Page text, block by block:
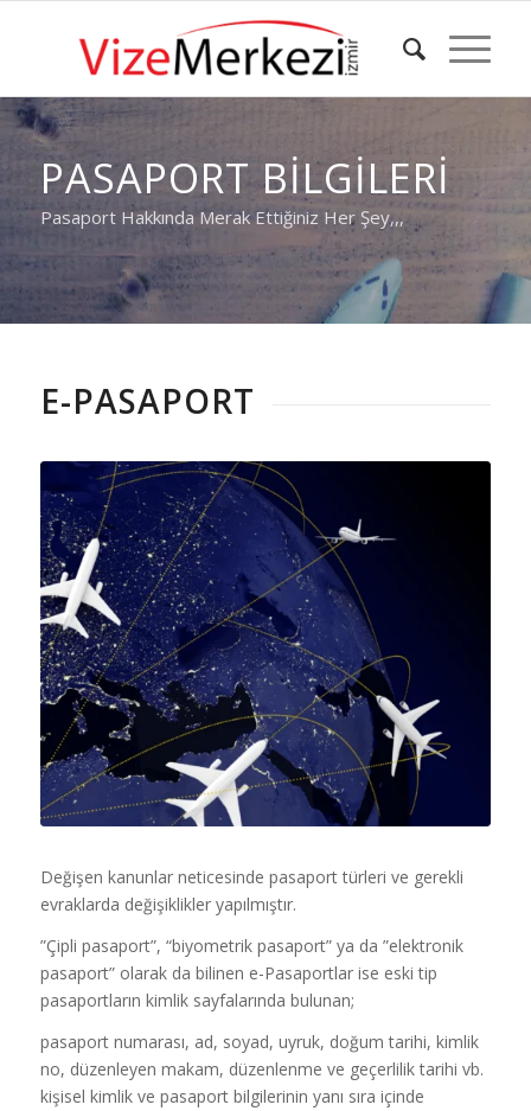
PASAPORT BILGILERI
Pasaport Hakkında Merak Ettiğiniz Her Şey,,,
E-PASAPORT
Değişen kanunlar neticesinde pasaport türleri ve gerekli
evraklarda değişiklikler yapılmıştır.
”Çipli pasaport”, “biyometrik pasaport” ya da ”elektronik
pasaport” olarak da bilinen e-Pasaportlar ise eski tip
pasaportların kimlik sayfalarında bulunan;
pasaport numarası, ad, soyad, uyruk, doğum tarihi, kimlik
no, düzenleyen makam, düzenlenme ve geçerlilik tarihi vb.
kişisel kimlik ve pasaport bilgilerinin yanı sıra içinde